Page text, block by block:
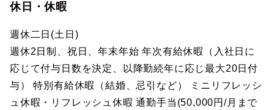
休日・休暇
週休二日(土日)
週休2日制、祝日、年末年始 年次有給休暇（入社日に
応じて付与日数を決定、以降勤続年に応じ最大20日付
与） 特別有給休暇（結婚、忌引など） ミニリフレッシ
ュ休暇・リフレッシュ休暇 通勤手当(50,000円/月まで